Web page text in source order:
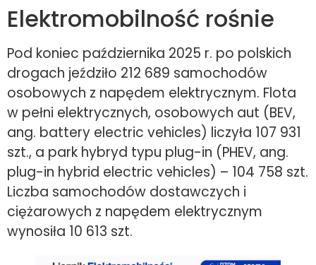
Elektromobilność rośnie
Pod koniec października 2025 r. po polskich
drogach jeździło 212 689 samochodów
osobowych z napędem elektrycznym. Flota
w pełni elektrycznych, osobowych aut (BEV,
ang. battery electric vehicles) liczyła 107 931
szt., a park hybryd typu plug-in (PHEV, ang.
plug-in hybrid electric vehicles) – 104 758 szt.
Liczba samochodów dostawczych i
ciężarowych z napędem elektrycznym
wynosiła 10 613 szt.